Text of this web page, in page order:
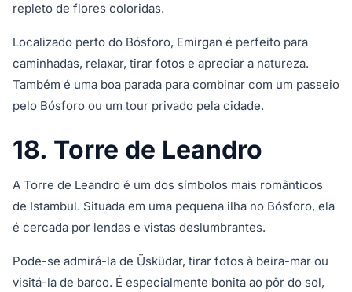
repleto de flores coloridas.
Localizado perto do Bósforo, Emirgan é perfeito para
caminhadas, relaxar, tirar fotos e apreciar a natureza.
Também é uma boa parada para combinar com um passeio
pelo Bósforo ou um tour privado pela cidade.
18. Torre de Leandro
A Torre de Leandro é um dos símbolos mais românticos
de Istambul. Situada em uma pequena ilha no Bósforo, ela
é cercada por lendas e vistas deslumbrantes.
Pode-se admirá-la de Üsküdar, tirar fotos à beira-mar ou
visitá-la de barco. É especialmente bonita ao pôr do sol,